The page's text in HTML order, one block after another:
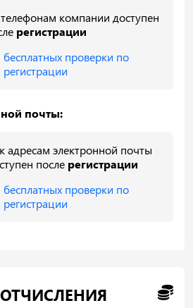
компании доступен
регистрации
проверки по
регистрации
почты:
адресам электронной почты
после регистрации
проверки по
регистрации